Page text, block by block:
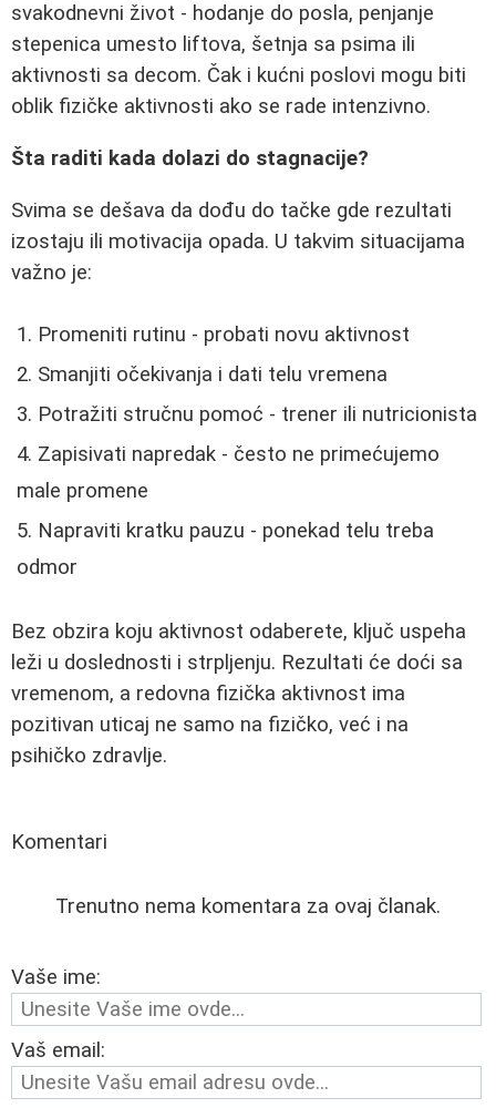
svakodnevni život - hodanje do posla, penjanje
stepenica umesto liftova, šetnja sa psima ili
aktivnosti sa decom. Čak i kućni poslovi mogu biti
oblik fizičke aktivnosti ako se rade intenzivno.
Šta raditi kada dolazi do stagnacije?
Svima se dešava da dođu do tačke gde rezultati
izostaju ili motivacija opada. U takvim situacijama
važno je:
Promeniti rutinu - probati novu aktivnost
Smanjiti očekivanja i dati telu vremena
Potražiti stručnu pomoć - trener ili nutricionista
Zapisivati napredak - često ne primećujemo
male promene
Napraviti kratku pauzu - ponekad telu treba
odmor
Bez obzira koju aktivnost odaberete, ključ uspeha
leži u doslednosti i strpljenju. Rezultati će doći sa
vremenom, a redovna fizička aktivnost ima
pozitivan uticaj ne samo na fizičko, već i na
psihičko zdravlje.
Komentari
Trenutno nema komentara za ovaj članak.
Vaše ime:
Vaš email: